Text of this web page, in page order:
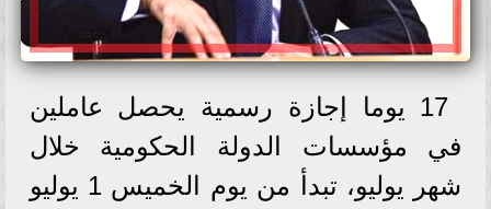
17 يوما إجازة رسمية يحصل عاملين
في مؤسسات الدولة الحكومية خلال
شهر يوليو، تبدأ من يوم الخميس 1 يوليو